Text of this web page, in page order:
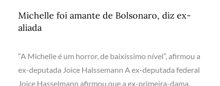
Michelle foi amante de Bolsonaro, diz ex-
aliada
“A Michelle é um horror, de baixíssimo nível”, afirmou a
ex-deputada Joice Halssemann A ex-deputada federal
Joice Hasselmann afirmou que a ex-primeira-dama,